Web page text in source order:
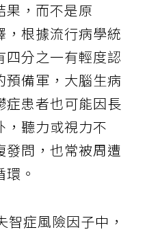
果，而不是原
，根據流行病學統
四分之一有輕度認
備軍，大腦生病
症患者也可能因長
，聽力或視力不
發問，也常被周遭
。
智症風險因子中，